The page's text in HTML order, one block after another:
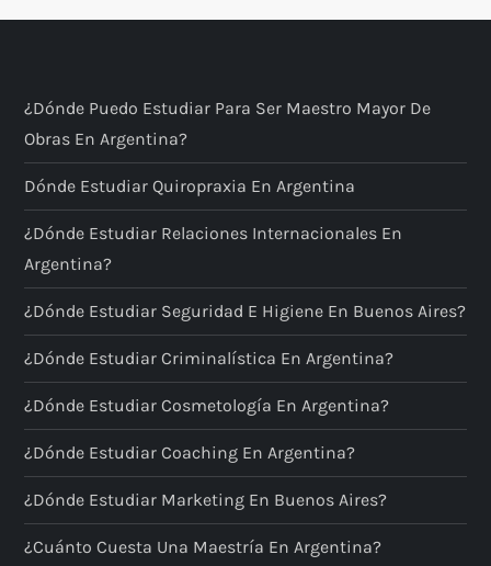
d
a
s
¿Dónde Puedo Estudiar Para Ser Maestro Mayor De
Obras En Argentina?
Dónde Estudiar Quiropraxia En Argentina
¿Dónde Estudiar Relaciones Internacionales En
Argentina?
¿Dónde Estudiar Seguridad E Higiene En Buenos Aires?
¿Dónde Estudiar Criminalística En Argentina?
¿Dónde Estudiar Cosmetología En Argentina?
¿Dónde Estudiar Coaching En Argentina?
¿Dónde Estudiar Marketing En Buenos Aires?
¿Cuánto Cuesta Una Maestría En Argentina?